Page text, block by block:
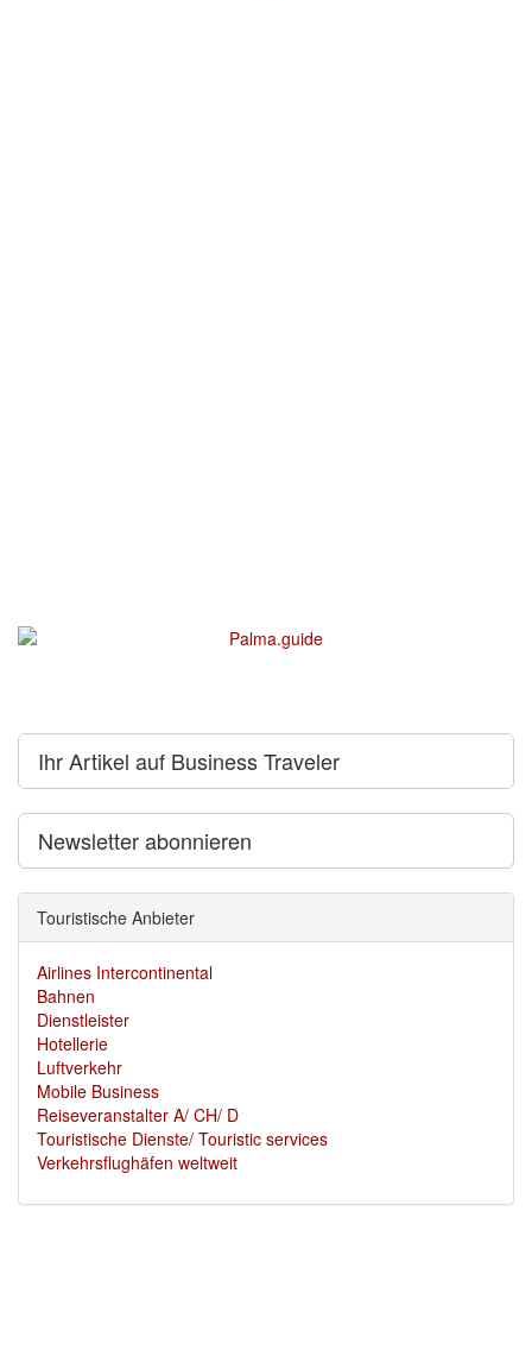
Ihr Artikel auf Business Traveler
Newsletter abonnieren
Touristische Anbieter
Airlines Intercontinental
Bahnen
Dienstleister
Hotellerie
Luftverkehr
Mobile Business
Reiseveranstalter A/ CH/ D
Touristische Dienste/ Touristic services
Verkehrsflughäfen weltweit